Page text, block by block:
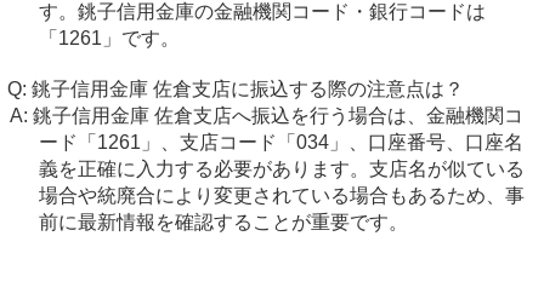
す。銚子信用金庫の金融機関コード・銀行コードは
「1261」です。
銚子信用金庫 佐倉支店に振込する際の注意点は？
銚子信用金庫 佐倉支店へ振込を行う場合は、金融機関コ
ード「1261」、支店コード「034」、口座番号、口座名
義を正確に入力する必要があります。支店名が似ている
場合や統廃合により変更されている場合もあるため、事
前に最新情報を確認することが重要です。